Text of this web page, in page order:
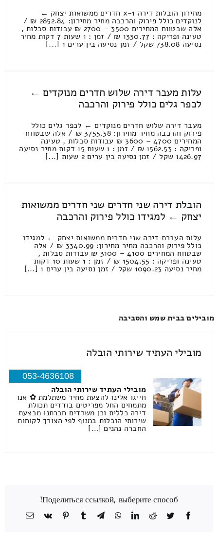
מחירון הובלות דירה 1-x חדרים ממשואות יצחק ←
לנוקדים כולל פירוק והרכבה מחיר מחירון: 2852.84 ₪ /
אלה שבטווח המחירים 3500 – 2700 ₪ עבודות סבלות ,
טעינה ופריקה : 1330.77 ₪ / זמן : 1 שעות 7 דקות מחיר
נסיעה 738.08 שקל / זמן נסיעה בין ערים 1 [...]
עלות מעבר דירה שלוש חדרים מנוקדים ←
לכפר גלים כולל פירוק והרכבה
מעבר דירה שלוש חדרים מנוקדים ← לכפר גלים כולל
פירוק והרכבה מחיר מחירון: 3755.38 ₪ / אלה שבטווח
המחירים 4700 – 3600 ₪ עבודות סבלות , טעינה
ופריקה : 1562.53 ₪ / זמן : 1 שעות 15 דקות מחיר נסיעה
1426.97 שקל / זמן נסיעה בין ערים 2 שעות [...]
הובלת דירה שני חדרים שני חדרים ממשואות
יצחק ← למגידו כולל פירוק והרכבה
עלות העברת דירה שני חדרים ממשואות יצחק ← למגידו
כולל פירוק והרכבה מחיר מחירון: 3340.99 ₪ / אלה
שבטווח המחירים 4100 – 3100 ₪ עבודות סבלות ,
טעינה ופריקה : 1504.55 ₪ / זמן : 1 שעות 10 דקות
מחיר נסיעה 1090.23 שקל / זמן נסיעה בין ערים 1 [...]
מובילים בבית שמש והסביבה
מובילי העתיד שירותי הובלה
053-4636108
מובילי העתיד שירותי הובלה
חייגו אלינו להצעת מחיר משתלמת ✿ אנו
מתמחים החל מפריטים בודדים תכולת
דירה כללית וכן משרדים חברתנו מבצעת
שירותי הובלות במנוף לפי הצורך לקוחות
החברה נהנים […]
Поделиться ссылкой, выберите способ!
Facebook
Twitter
Reddit
LinkedIn
WhatsApp
Telegram
Tumblr
Pinterest
Vk
כתובת